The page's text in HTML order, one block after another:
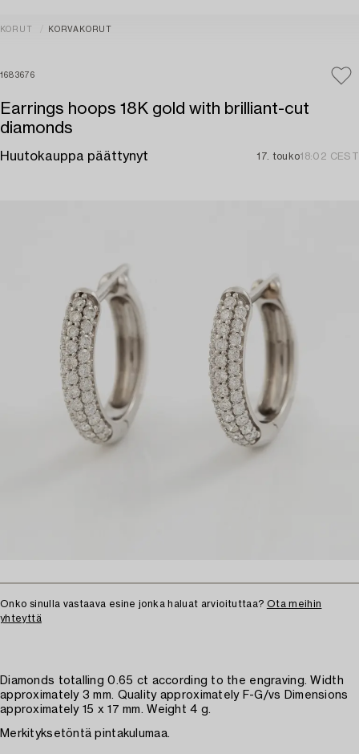
KORUT KORVAKORUT
1683676
Earrings hoops 18K gold with brilliant-cut
diamonds
Huutokauppa päättynyt 17. touko18:02 CEST
Onko sinulla vastaava esine jonka haluat arvioituttaa? Ota meihin
yhteyttä
Diamonds totalling 0.65 ct according to the engraving. Width
approximately 3 mm. Quality approximately F-G/vs Dimensions
approximately 15 x 17 mm. Weight 4 g.
Merkityksetöntä pintakulumaa.